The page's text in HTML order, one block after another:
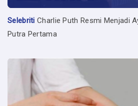
Selebriti Charlie Puth Resmi Menjadi
Putra Pertama